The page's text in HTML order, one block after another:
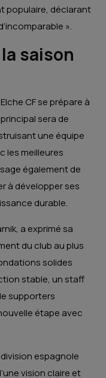
populaire, déclarant
».
saison
CF se prépare à
sera de
une équipe
les meilleures
également de
à développer ses
durable.
a exprimé sa
du club au plus
solides
stable, un staff
supporters
étape avec
division espagnole
vision claire et